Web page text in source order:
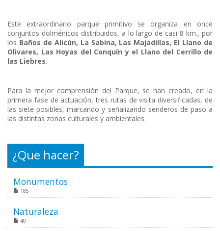
Este extraordinario parque primitivo se organiza en once
conjuntos dolménicos distribuidos, a lo largo de casi 8 km., por
los Baños de Alicún, La Sabina, Las Majadillas, El Llano de
Olivares, Las Hoyas del Conquín y el Llano del Cerrillo de
las Liebres.
Para la mejor comprensión del Parque, se han creado, en la
primera fase de actuación, tres rutas de visita diversificadas, de
las siete posibles, marcando y señalizando senderos de paso a
las distintas zonas culturales y ambientales.
¿Que hacer?
Monumentos
185
Naturaleza
40